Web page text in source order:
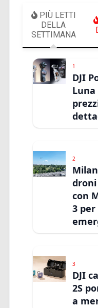
PIÙ LETTI
DELLA
SETTIMANA
1
DJI
2
droni
con
3
3
DJI
2S
a